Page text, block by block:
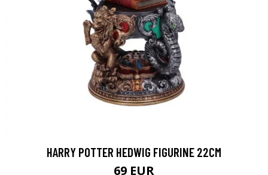
HARRY POTTER HEDWIG FIGURINE 22CM
69 EUR